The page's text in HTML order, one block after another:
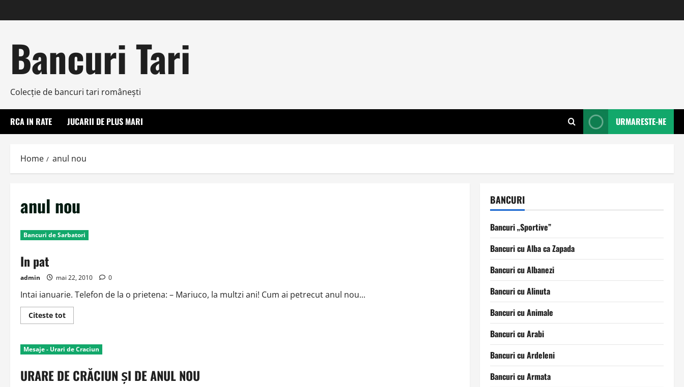
to
Bancuri Tari
Colecţie de bancuri tari româneşti
RCA IN RATE JUCARII DE PLUS MARI URMARESTE-NE
Home anul nou
anul nou
Bancuri de Sarbatori
In pat
admin mai 22, 2010 0
Intai ianuarie. Telefon de la o prietena: – Mariuco, la multzi ani! Cum ai petrecut anul nou...
Citeste totRead
more
pat
Mesaje - Urari de Craciun
URARE DE CRĂCIUN ŞI DE ANUL NOU
BANCURI
Bancuri „Sportive”
Bancuri cu Alba ca Zapada
Bancuri cu Albanezi
Bancuri cu Alinuta
Bancuri cu Animale
Bancuri cu Arabi
Bancuri cu Ardeleni
Bancuri cu Armata